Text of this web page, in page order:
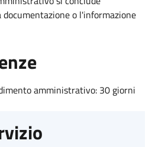
o l'informazione
amministrativo: 30 giorni